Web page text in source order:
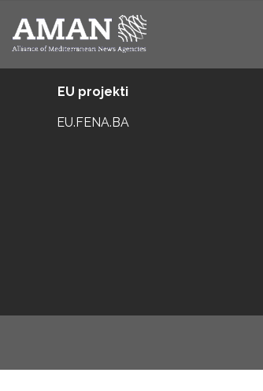
EU projekti
EU.FENA.BA